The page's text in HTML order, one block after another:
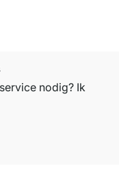
nodig? Ik